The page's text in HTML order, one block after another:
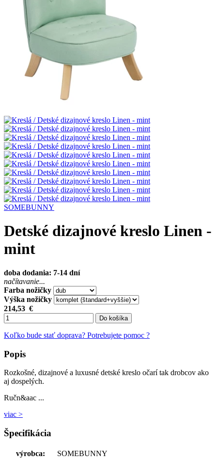
SOMEBUNNY
Detské dizajnové kreslo Linen -
mint
doba dodania: 7-14 dní
načítavanie...
Farba nožičky
Výška nožičky
214,53 €
Do košíka
Koľko bude stať doprava? Potrebujete pomoc ?
Popis
Rozkošné, dizajnové a luxusné detské kreslo očarí tak drobcov ako
aj dospelých.
Ručn&aac ...
viac >
Špecifikácia
výrobca:
SOMEBUNNY